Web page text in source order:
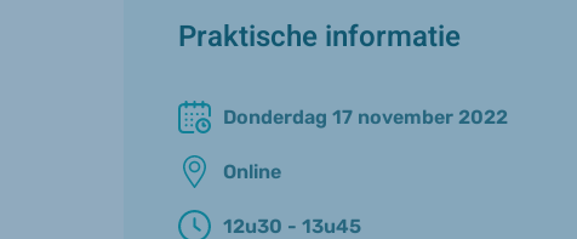
Praktische informatie
Donderdag 17 november 2022
Online
12u30 - 13u45